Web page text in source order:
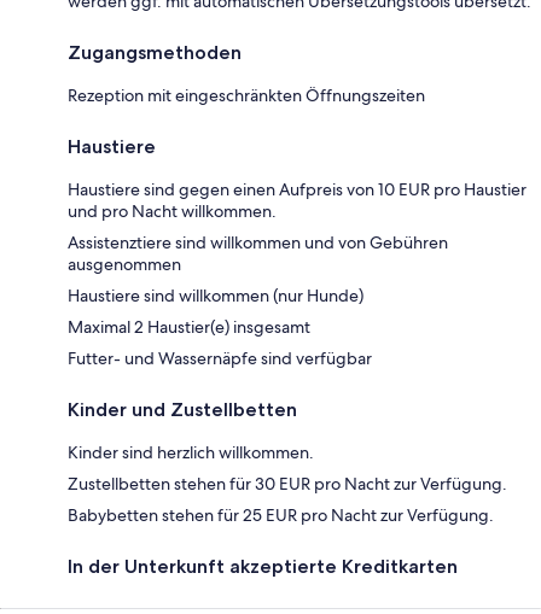
Zugangsmethoden
Rezeption mit eingeschränkten Öffnungszeiten
Haustiere
Haustiere sind gegen einen Aufpreis von 10 EUR pro Haustier
und pro Nacht willkommen.
Assistenztiere sind willkommen und von Gebühren
ausgenommen
Haustiere sind willkommen (nur Hunde)
Maximal 2 Haustier(e) insgesamt
Futter- und Wassernäpfe sind verfügbar
Kinder und Zustellbetten
Kinder sind herzlich willkommen.
Zustellbetten stehen für 30 EUR pro Nacht zur Verfügung.
Babybetten stehen für 25 EUR pro Nacht zur Verfügung.
In der Unterkunft akzeptierte Kreditkarten